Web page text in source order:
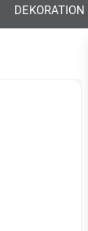
DEKORATION